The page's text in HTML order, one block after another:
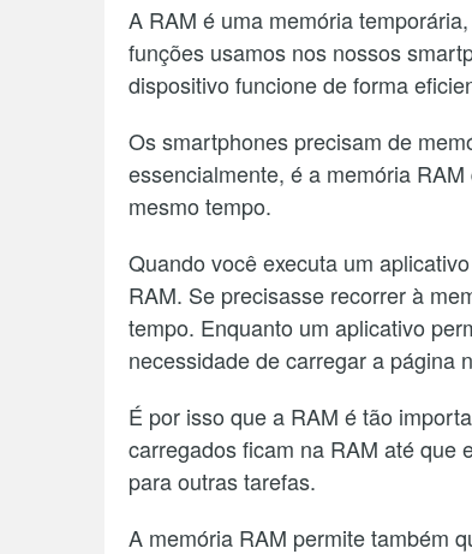
A RAM é uma memória
funções usamos nos nossos
dispositivo funcione de forma
Os smartphones precisam de
essencialmente, é a memória
mesmo tempo.
Quando você executa um
RAM. Se precisasse recorrer à
tempo. Enquanto um aplicativo
necessidade de carregar a página
É por isso que a RAM é tão
carregados ficam na RAM até que
para outras tarefas.
A memória RAM permite também